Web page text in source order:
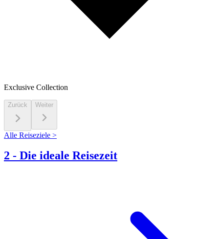
Exclusive Collection
Zurück Weiter
Alle Reiseziele >
2 - Die ideale Reisezeit